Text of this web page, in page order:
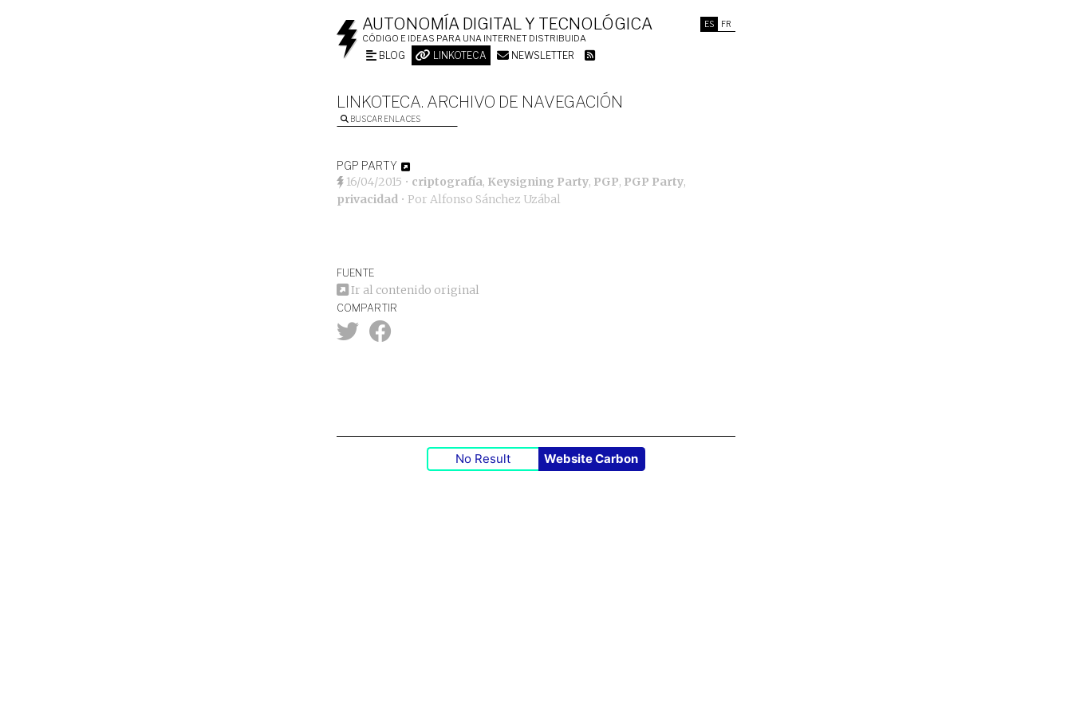
ES FR
AUTONOMÍA DIGITAL Y TECNOLÓGICA
CÓDIGO E IDEAS PARA UNA INTERNET DISTRIBUIDA
BLOG LINKOTECA NEWSLETTER
LINKOTECA. ARCHIVO DE NAVEGACIÓN
BUSCAR ENLACES
PGP PARTY
16/04/2015 • criptografía, Keysigning Party, PGP, PGP Party,
privacidad • Por Alfonso Sánchez Uzábal
FUENTE
Ir al contenido original
COMPARTIR
No Result Website Carbon